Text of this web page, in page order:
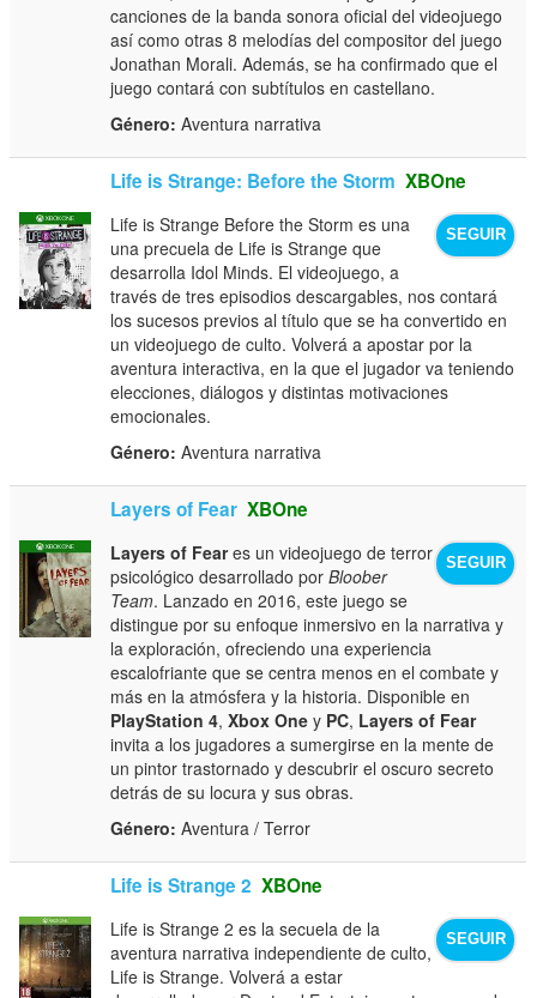
canciones de la banda sonora oficial del videojuego
así como otras 8 melodías del compositor del juego
Jonathan Morali. Además, se ha confirmado que el
juego contará con subtítulos en castellano.
Género: Aventura narrativa
Life is Strange: Before the Storm XBOne
SEGUIR
Life is Strange Before the Storm es una
una precuela de Life is Strange que
desarrolla Idol Minds. El videojuego, a
través de tres episodios descargables, nos contará
los sucesos previos al título que se ha convertido en
un videojuego de culto. Volverá a apostar por la
aventura interactiva, en la que el jugador va teniendo
elecciones, diálogos y distintas motivaciones
emocionales.
Género: Aventura narrativa
Layers of Fear XBOne
SEGUIR
Layers of Feares un videojuego de terror
psicológico desarrollado porBloober
Team. Lanzado en 2016, este juego se
distingue por su enfoque inmersivo en la narrativa y
la exploración, ofreciendo una experiencia
escalofriante que se centra menos en el combate y
más en la atmósfera y la historia. Disponible en
PlayStation 4,Xbox One y PC, Layers of Fear
invita a los jugadores a sumergirse en la mente de
un pintor trastornado y descubrir el oscuro secreto
detrás de su locura y sus obras.
Género: Aventura / Terror
Life is Strange 2 XBOne
SEGUIR
Life is Strange 2 es la secuela de la
aventura narrativa independiente de culto,
Life is Strange. Volverá a estar